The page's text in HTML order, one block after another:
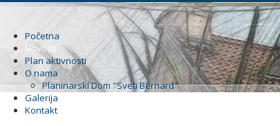
Početna
Novosti
Plan aktivnosti
O nama
Planinarski Dom "Sveti Bernard"
Galerija
Kontakt